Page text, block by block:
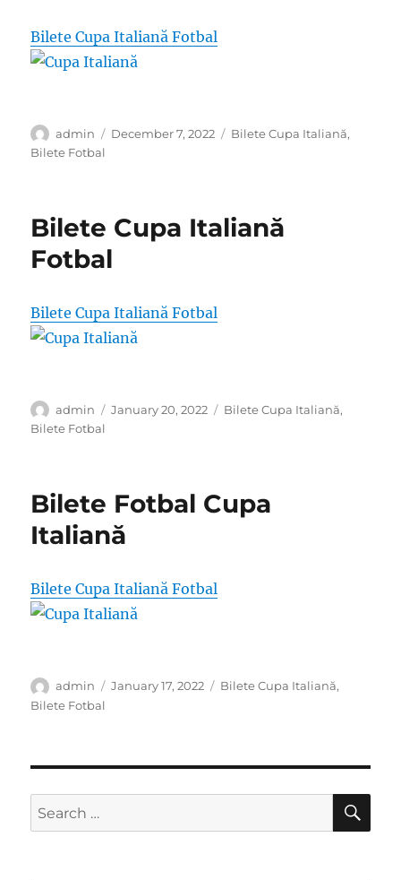
Bilete Cupa Italiană Fotbal
Author
admin
Posted
December 7, 2022 Categories
Bilete Cupa Italiană,
Bilete Fotbal
Bilete Cupa Italiană
Fotbal
Bilete Cupa Italiană Fotbal
Author
admin
Posted
January 20, 2022 Categories
Bilete Cupa Italiană,
Bilete Fotbal
Bilete Fotbal Cupa
Italiană
Bilete Cupa Italiană Fotbal
Author
admin
Posted
January 17, 2022 Categories
Bilete Cupa Italiană,
Bilete Fotbal
Search
for: